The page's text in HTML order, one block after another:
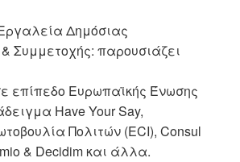
Δημόσιας
Συμμετοχής: παρουσιάζει
επίπεδο Ευρωπαϊκής Ένωσης
Have Your Say,
Πολιτών (ECI), Consul
& Decidim και άλλα.